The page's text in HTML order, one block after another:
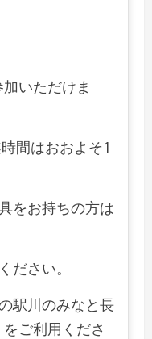
いただけま
間はおおよそ1
をお持ちの方は
ださい。
駅川のみなと長
ご利用くださ